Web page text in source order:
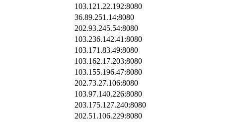
103.121.22.192:8080
36.89.251.14:8080
202.93.245.54:8080
103.236.142.41:8080
103.171.83.49:8080
103.162.17.203:8080
103.155.196.47:8080
202.73.27.106:8080
103.97.140.226:8080
203.175.127.240:8080
202.51.106.229:8080